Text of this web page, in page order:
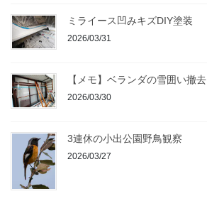
ミライース凹みキズDIY塗装
2026/03/31
【メモ】ベランダの雪囲い撤去
2026/03/30
3連休の小出公園野鳥観察
2026/03/27